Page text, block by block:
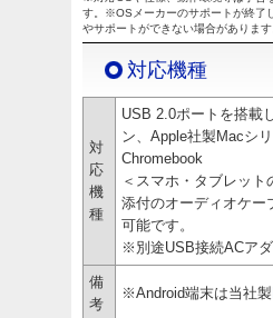
す。※OSメーカーのサポートが終了
やサポートができない場合があります
対応機種
対
応
機
種
USB 2.0ポートを搭載
ン、Apple社製Macシ
Chromebook
＜スマホ・タブレット
添付のオーディオケー
可能です。
※別途USB接続ACアダ
備
考
※Android端末は当社製